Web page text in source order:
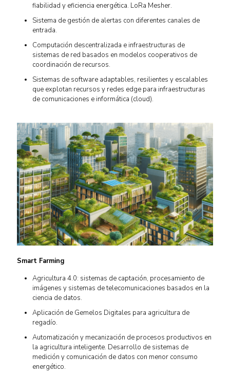
fiabilidad y eficiencia energética. LoRa Mesher.
Sistema de gestión de alertas con diferentes canales de
entrada.
Computación descentralizada e infraestructuras de
sistemas de red basados en modelos cooperativos de
coordinación de recursos.
Sistemas de software adaptables, resilientes y escalables
que explotan recursos y redes edge para infraestructuras
de comunicaciones e informática (cloud).
Smart Farming
Agricultura 4.0: sistemas de captación, procesamiento de
imágenes y sistemas de telecomunicaciones basados en la
ciencia de datos.
Aplicación de Gemelos Digitales para agricultura de
regadío.
Automatización y mecanización de procesos productivos en
la agricultura inteligente. Desarrollo de sistemas de
medición y comunicación de datos con menor consumo
energético.